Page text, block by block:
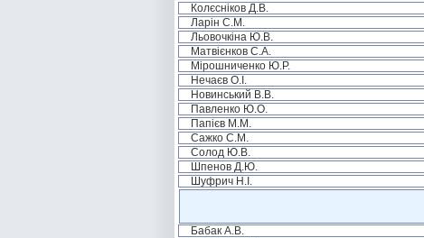
Колєсніков Д.В.
Ларін С.М.
Льовочкіна Ю.В.
Матвієнков С.А.
Мірошниченко Ю.Р.
Нечаєв О.І.
Новинський В.В.
Павленко Ю.О.
Папієв М.М.
Сажко С.М.
Солод Ю.В.
Шпенов Д.Ю.
Шуфрич Н.І.
Бабак А.В.